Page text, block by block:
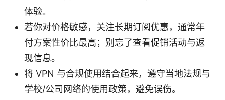
体验。
若你对价格敏感，关注长期订阅优惠，通常年
付方案性价比最高；别忘了查看促销活动与返
现信息。
将 VPN 与合规使用结合起来，遵守当地法规与
学校/公司网络的使用政策，避免误伤。